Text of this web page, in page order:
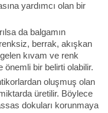
yardımcı olan bir
da balgamın
berrak, akışkan
kıvam ve renk
önemli bir belirti olabilir.
oluşmuş olan
üretilir. Böylece
dokuları korunmaya